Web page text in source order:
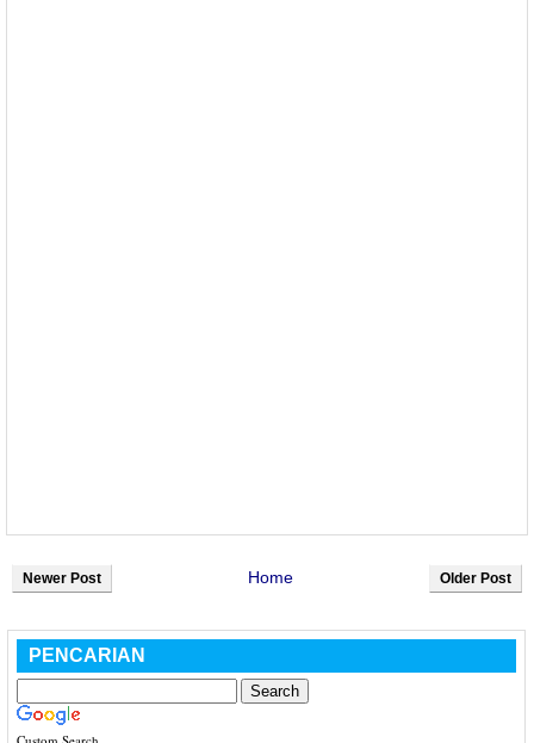
Newer Post Older Post
Home
PENCARIAN